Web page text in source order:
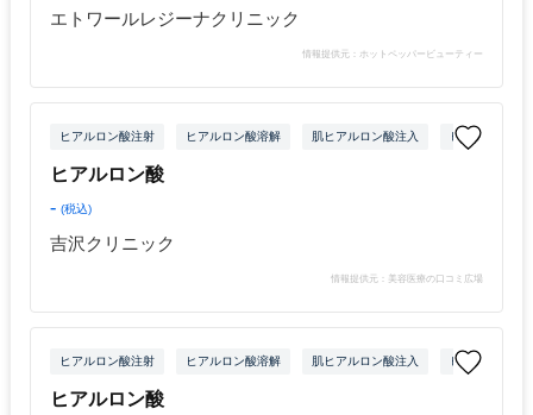
エトワールレジーナクリニック
情報提供元：ホットペッパービューティー
ヒアルロン酸注射 ヒアルロン酸溶解 肌ヒアルロン酸注入 ヒアルロン酸
ヒアルロン酸
- (税込)
吉沢クリニック
情報提供元：美容医療の口コミ広場
ヒアルロン酸注射 ヒアルロン酸溶解 肌ヒアルロン酸注入 ヒアルロン酸
ヒアルロン酸